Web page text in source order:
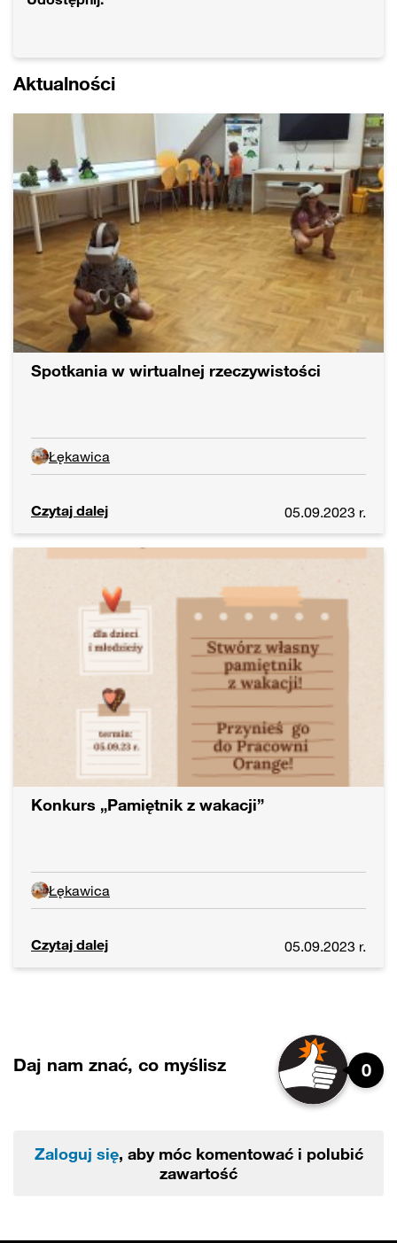
Aktualności
Spotkania w wirtualnej rzeczywistości
Łękawica
Czytaj dalej 05.09.2023 r.
Konkurs „Pamiętnik z wakacji”
Łękawica
Czytaj dalej 05.09.2023 r.
Daj nam znać, co myślisz 0
Zaloguj się, aby móc komentować i polubić
zawartość